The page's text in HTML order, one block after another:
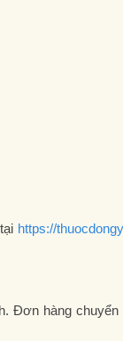
https://
Đơn hàng